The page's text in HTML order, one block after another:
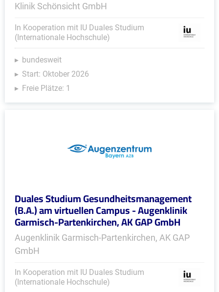
Klinik Schönsicht GmbH
In Kooperation mit IU Duales Studium
(Internationale Hochschule)
bundesweit
Start: Oktober 2026
Freie Plätze: 1
Duales Studium Gesundheitsmanagement
(B.A.) am virtuellen Campus - Augenklinik
Garmisch-Partenkirchen, AK GAP GmbH
Augenklinik Garmisch-Partenkirchen, AK GAP
GmbH
In Kooperation mit IU Duales Studium
(Internationale Hochschule)